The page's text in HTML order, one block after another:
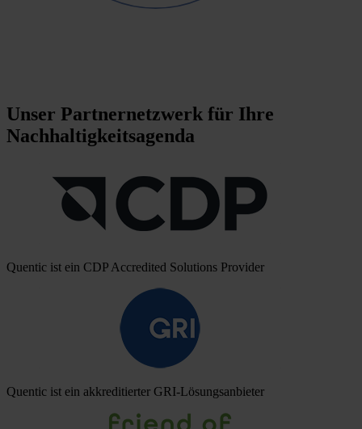
Unser Partnernetzwerk für Ihre
Nachhaltigkeitsagenda
Quentic ist ein CDP Accredited Solutions Provider
Quentic ist ein akkreditierter GRI-Lösungsanbieter